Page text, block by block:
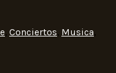
, Conciertos, Musica,